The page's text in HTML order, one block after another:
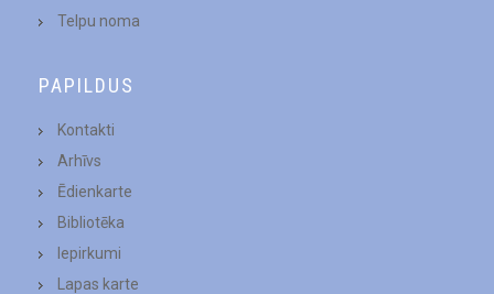
Telpu noma
PAPILDUS
Kontakti
Arhīvs
Ēdienkarte
Bibliotēka
Iepirkumi
Lapas karte